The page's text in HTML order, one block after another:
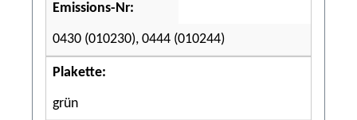
Emissions-Nr:
0430 (010230), 0444 (010244)
Plakette:
grün